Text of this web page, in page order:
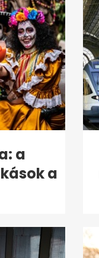
a
a